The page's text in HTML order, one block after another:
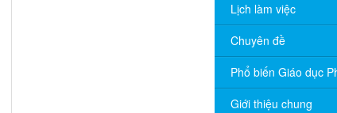
Lịch làm việc
Chuyên đề
Phổ biến Giáo dục
Giới thiệu chung
V/v đề nghị báo cáo
phối, nhãn hiệu hàng
mua bán khí trên địa
(nhắc lần 2).